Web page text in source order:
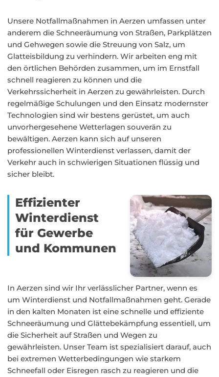
Unsere Notfallmaßnahmen in Aerzen umfassen unter
anderem die Schneeräumung von Straßen, Parkplätzen
und Gehwegen sowie die Streuung von Salz, um
Glatteisbildung zu verhindern. Wir arbeiten eng mit
den örtlichen Behörden zusammen, um im Ernstfall
schnell reagieren zu können und die
Verkehrssicherheit in Aerzen zu gewährleisten. Durch
regelmäßige Schulungen und den Einsatz modernster
Technologien sind wir bestens gerüstet, um auch
unvorhergesehene Wetterlagen souverän zu
bewältigen. Aerzen kann sich auf unseren
professionellen Winterdienst verlassen, damit der
Verkehr auch in schwierigen Situationen flüssig und
sicher bleibt.
Effizienter
Winterdienst
für Gewerbe
und Kommunen
In Aerzen sind wir Ihr verlässlicher Partner, wenn es
um Winterdienst und Notfallmaßnahmen geht. Gerade
in den kalten Monaten ist eine schnelle und effiziente
Schneeräumung und Glättebekämpfung essentiell, um
die Sicherheit auf Straßen und Wegen zu
gewährleisten. Unser Team ist spezialisiert darauf, auch
bei extremen Wetterbedingungen wie starkem
Schneefall oder Eisregen rasch zu reagieren und die